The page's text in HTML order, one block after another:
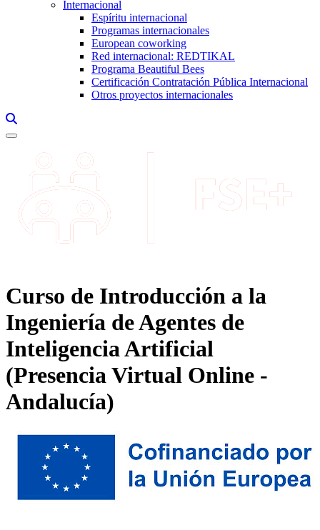
Internacional
Espíritu internacional
Programas internacionales
European coworking
Red internacional: REDTIKAL
Programa Beautiful Bees
Certificación Contratación Pública Internacional
Otros proyectos internacionales
Curso de Introducción a la
Ingeniería de Agentes de
Inteligencia Artificial
(Presencia Virtual Online -
Andalucía)